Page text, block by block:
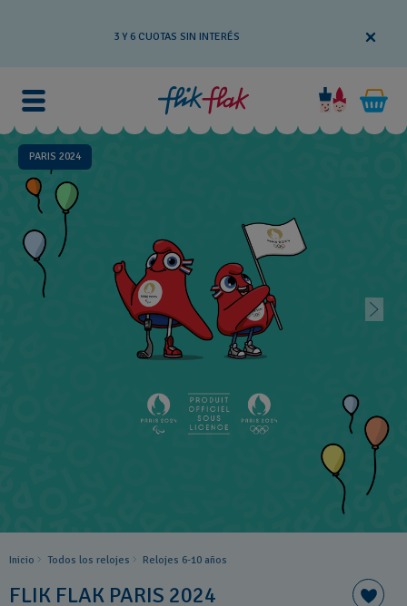
3 Y 6 CUOTAS SIN INTERÉS
PARIS 2024
Inicio Todos los relojes Relojes 6-10 años ​
FLIK FLAK PARIS 2024